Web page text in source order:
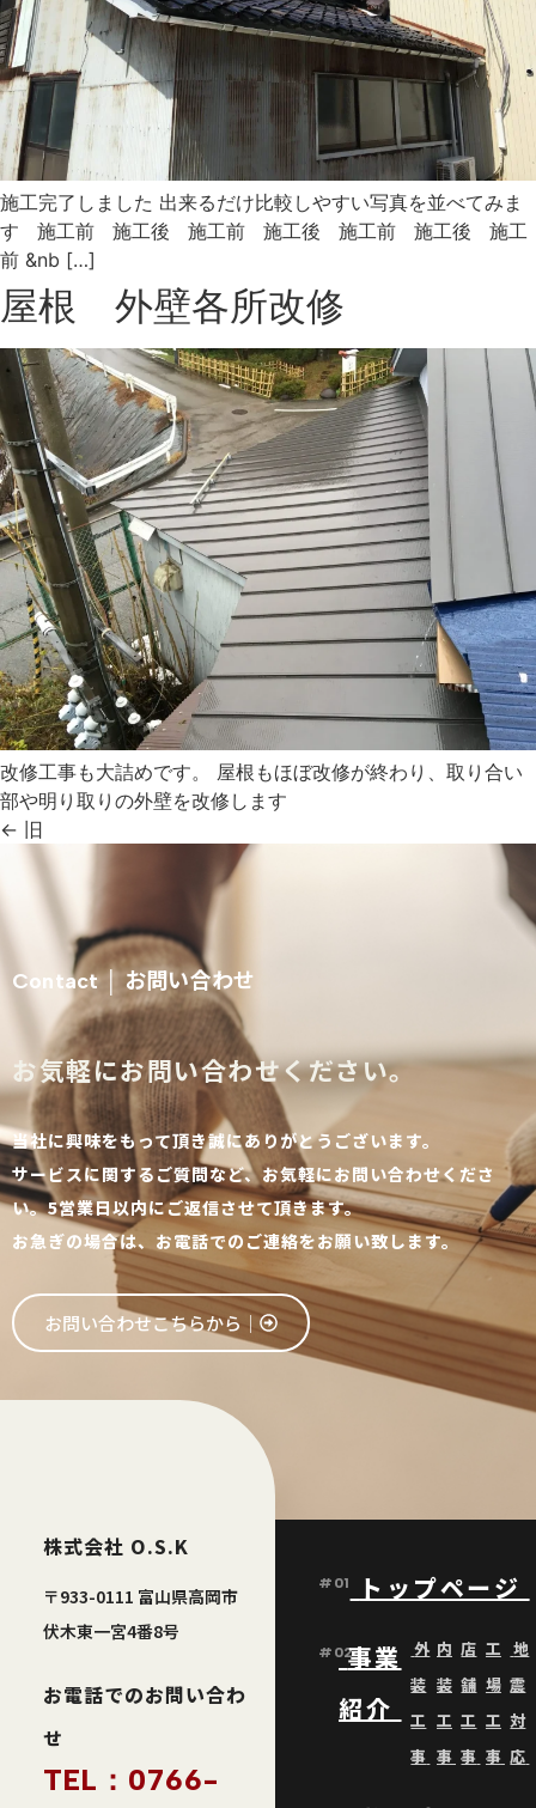
施工完了しました 出来るだけ比較しやすい写真を並べてみま
す 施工前 施工後 施工前 施工後 施工前 施工後 施工
前 &nb […]
屋根 外壁各所改修
改修工事も大詰めです。 屋根もほぼ改修が終わり、取り合い
部や明り取りの外壁を改修します
← 旧
Contact │ お問い合わせ
お気軽にお問い合わせください。
当社に興味をもって頂き誠にありがとうございます。
サービスに関するご質問など、お気軽にお問い合わせくださ
い。5営業日以内にご返信させて頂きます。
お急ぎの場合は、お電話でのご連絡をお願い致します。
お問い合わせこちらから│
株式会社 O.S.K
〒933-0111 富山県高岡市
伏木東一宮4番8号
お電話でのお問い合わ
せ
TEL：0766-
#01 トップページ
#02事業
紹介
外
装
工
事
内
装
工
事
店
舗
工
事
工
場
工
事
地
震
対
応